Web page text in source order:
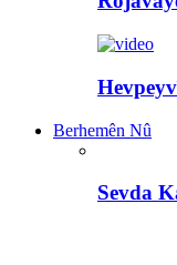
Berhemên Nû
Sevda